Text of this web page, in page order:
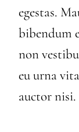
egestas.
bibendum
non
eu urna
auctor nisi.